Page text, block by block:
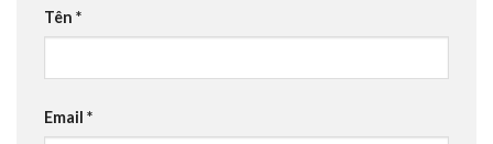
Tên *
Email *